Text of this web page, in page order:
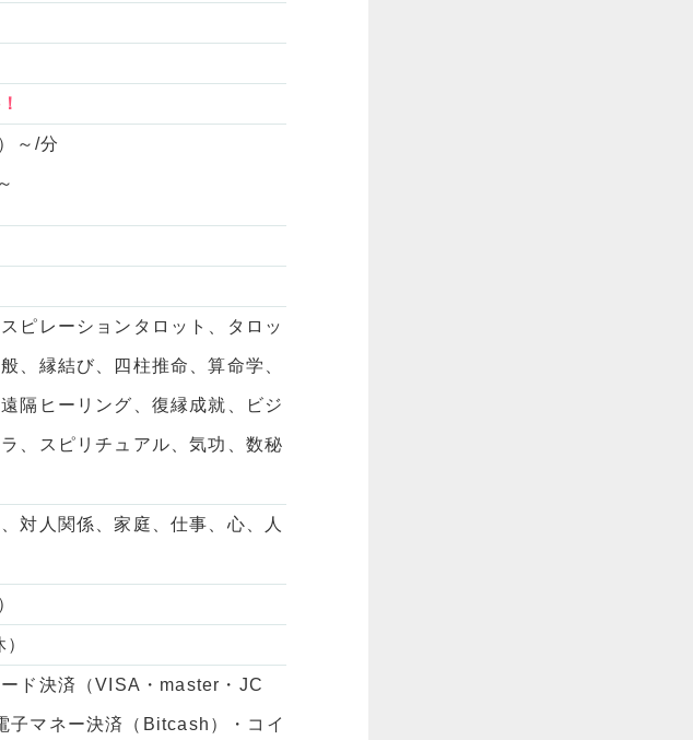
！
～/分
ピレーションタロット、タロッ
、縁結び、四柱推命、算命学、
隔ヒーリング、復縁成就、ビジ
、スピリチュアル、気功、数秘
、対人関係、家庭、仕事、心、人
ド決済（VISA・master・JC
子マネー決済（Bitcash）・コイ